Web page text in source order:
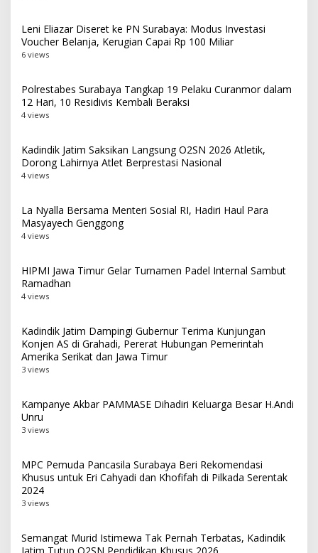
Leni Eliazar Diseret ke PN Surabaya: Modus Investasi
Voucher Belanja, Kerugian Capai Rp 100 Miliar
6 views
Polrestabes Surabaya Tangkap 19 Pelaku Curanmor dalam
12 Hari, 10 Residivis Kembali Beraksi
4 views
Kadindik Jatim Saksikan Langsung O2SN 2026 Atletik,
Dorong Lahirnya Atlet Berprestasi Nasional
4 views
La Nyalla Bersama Menteri Sosial RI, Hadiri Haul Para
Masyayech Genggong
4 views
HIPMI Jawa Timur Gelar Turnamen Padel Internal Sambut
Ramadhan
4 views
Kadindik Jatim Dampingi Gubernur Terima Kunjungan
Konjen AS di Grahadi, Pererat Hubungan Pemerintah
Amerika Serikat dan Jawa Timur
3 views
Kampanye Akbar PAMMASE Dihadiri Keluarga Besar H.Andi
Unru
3 views
MPC Pemuda Pancasila Surabaya Beri Rekomendasi
Khusus untuk Eri Cahyadi dan Khofifah di Pilkada Serentak
2024
3 views
Semangat Murid Istimewa Tak Pernah Terbatas, Kadindik